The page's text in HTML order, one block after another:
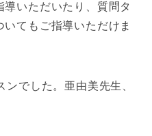
いただいたり、質問タ
てもご指導いただけま
でした。亜由美先生、